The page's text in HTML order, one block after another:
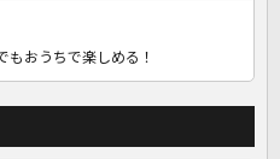
もおうちで楽しめる！